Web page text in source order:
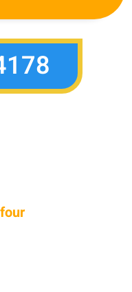
a toujours été